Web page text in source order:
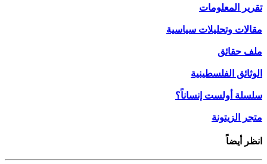
تقرير المعلومات
مقالات وتحليلات سياسية
ملف حقائق
الوثائق الفلسطينية
سلسلة أولست إنساناً؟
متجر الزيتونة
انظر أيضاً